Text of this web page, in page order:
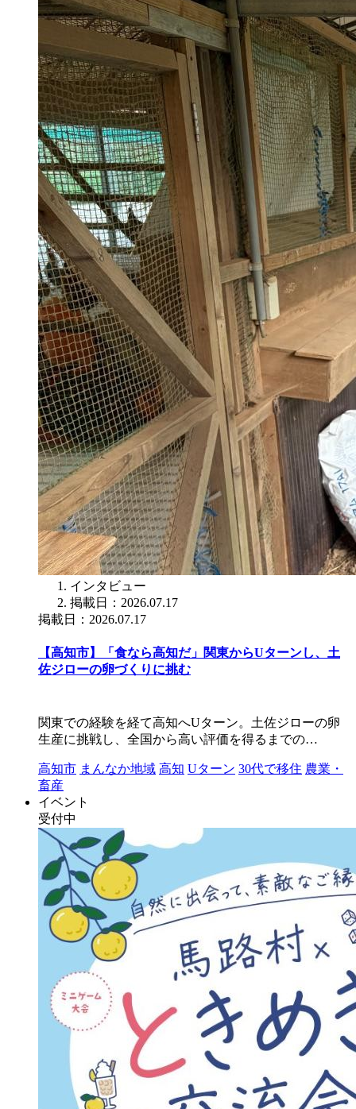
インタビュー
掲載日：2026.07.17
掲載日：2026.07.17
【高知市】「食なら高知だ」関東からUターンし、土
佐ジローの卵づくりに挑む
関東での経験を経て高知へUターン。土佐ジローの卵
生産に挑戦し、全国から高い評価を得るまでの…
高知市 まんなか地域 高知 Uターン 30代で移住 農業・
畜産
イベント
受付中